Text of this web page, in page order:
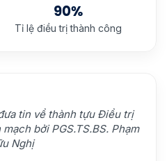
90%
Tỉ lệ điều trị thành công
tin về thành tựu Điều trị
bởi PGS.TS.BS. Phạm
Nghị